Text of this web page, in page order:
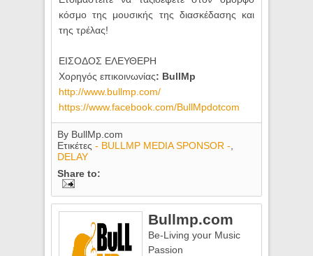
κόσμο της μουσικής της διασκέδασης και
της τρέλας!
ΕΙΣΟΔΟΣ ΕΛΕΥΘΕΡΗ
Χορηγός επικοινωνίας: BullMp
http://www.bullmp.com/
https://www.facebook.com/BullMpdotcom
By BullMp.com
Ετικέτες- BULLMP MEDIA SPONSOR -
DELAY
Share to:
Bullmp.com
Be-Living your Music
Passion